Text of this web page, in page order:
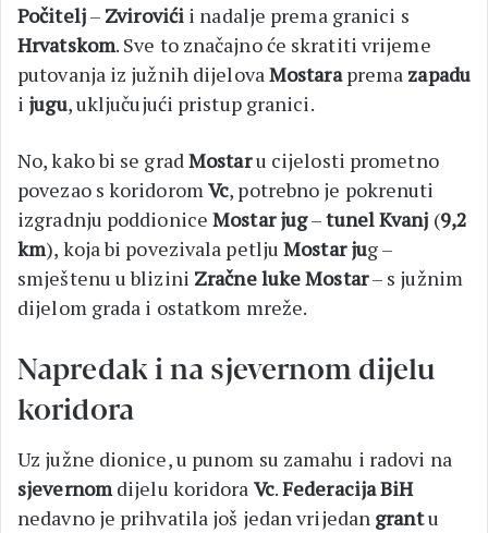
Počitelj– Zvirovići i nadalje prema granici s
Hrvatskom. Sve to značajno će skratiti vrijeme
putovanja iz južnih dijelova Mostaraprema zapadu
i jugu, uključujući pristup granici.
No, kako bi se grad Mostaru cijelosti prometno
povezao s koridoromVc, potrebno je pokrenuti
izgradnju poddioniceMostar jug–tunel Kvanj (9,2
km), koja bi povezivala petljuMostar jug –
smještenu u blizini Zračne luke Mostar– s južnim
dijelom grada i ostatkom mreže.
Napredak i na sjevernom dijelu
koridora
Uz južne dionice, u punom su zamahu i radovi na
sjevernomdijelu koridora Vc.Federacija BiH
nedavno je prihvatila još jedan vrijedan grantu